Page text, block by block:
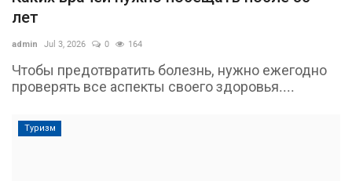
лет
admin Jul 3, 2026 0 164
Чтобы предотвратить болезнь, нужно ежегодно
проверять все аспекты своего здоровья....
Туризм